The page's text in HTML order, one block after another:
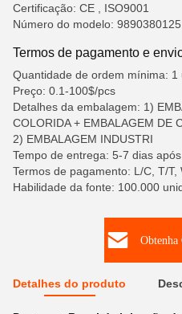
Certificação: CE , ISO9001
Número do modelo: 9890380125
Termos de pagamento e
Quantidade de ordem mínima: 1
Preço: 0.1-100$/pcs
Detalhes da embalagem: 1)
COLORIDA + EMBALAGEM DE
2) EMBALAGEM INDUSTRI
Tempo de entrega: 5-7 dias
Termos de pagamento: L/C, T/
Habilidade da fonte: 100.000
Detalhes do produto